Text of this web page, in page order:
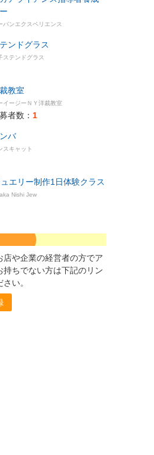
バンエクスペリエンス
ンドグラス
ステンドグラス
教室
イージーＮＹ洋裁教室
者数： 1
バ
スキャット
エリー制作1日体験クラス
Nishi Jew
店や企業の経営者の方でア
持ちでない方は下記のリン
い。